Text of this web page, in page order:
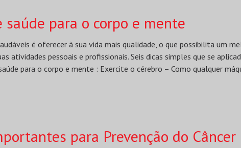
saúde para o corpo e mente
é oferecer à sua vida mais qualidade, o que possibilita um
atividades pessoais e profissionais. Seis dicas simples que se
para o corpo e mente : Exercite o cérebro – Como qualquer
para Prevenção do Câncer